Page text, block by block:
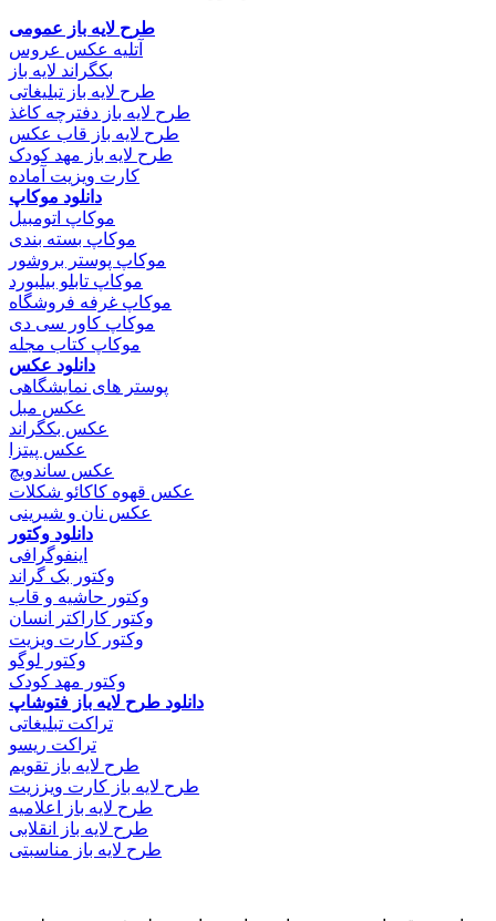
طرح لایه باز عمومی
آتلیه عکس عروس
بکگراند لایه باز
طرح لایه باز تبلیغاتی
طرح لایه باز دفترچه کاغذ
طرح لایه باز قاب عکس
طرح لایه باز مهد کودک
کارت ویزیت آماده
دانلود موکاپ
موکاپ اتومبیل
موکاپ بسته بندی
موکاپ پوستر بروشور
موکاپ تابلو بیلبورد
موکاپ غرفه فروشگاه
موکاپ کاور سی دی
موکاپ کتاب مجله
دانلود عکس
پوستر های نمایشگاهی
عکس مبل
عکس بکگراند
عکس پیتزا
عکس ساندویچ
عکس قهوه کاکائو شکلات
عکس نان و شیرینی
دانلود وکتور
اینفوگرافی
وکتور بک گراند
وکتور حاشیه و قاب
وکتور کاراکتر انسان
وکتور کارت ویزیت
وکتور لوگو
وکتور مهد کودک
دانلود طرح لایه باز فتوشاپ
تراکت تبلیغاتی
تراکت ریسو
طرح لایه باز تقویم
طرح لایه باز کارت ویززیت
طرح لایه باز اعلامیه
طرح لایه باز انقلابی
طرح لایه باز مناسبتی